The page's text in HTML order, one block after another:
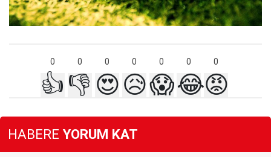
0 0 0 0 0 0 0
👍 👎 😍😥😱😂😡
HABERE YORUM KAT